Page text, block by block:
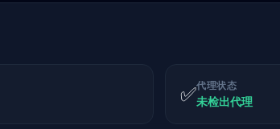
✅代理状态
未检出代理